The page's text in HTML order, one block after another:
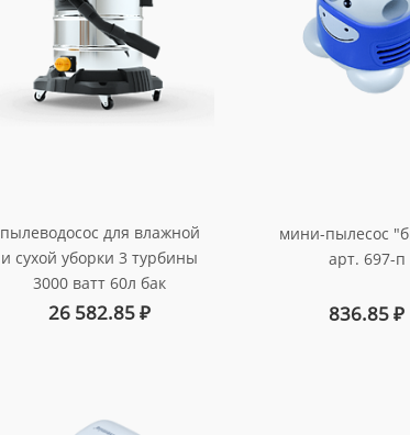
пылеводосос для влажной
и сухой уборки 3 турбины
3000 ватт 60л бак
арт. au-016033
26 582.85₽
мини-пылесос
арт. 697-п
836.85₽